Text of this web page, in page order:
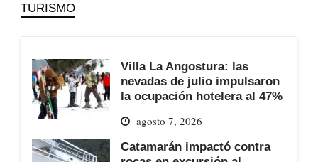
TURISMO
Villa La Angostura: las
nevadas de julio impulsaron
la ocupación hotelera al 47%
agosto 7, 2026
Catamarán impactó contra